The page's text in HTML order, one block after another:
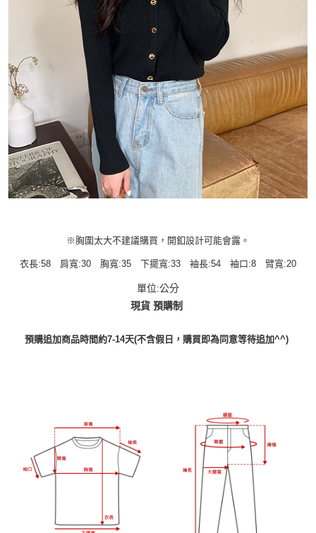
※胸圍太大不建議購買，開釦設計可能會露。
衣長:58 肩寬:30 胸寬:35 下擺寬:33 袖長:54 袖口:8 臂寬:20
單位:公分
現貨 預購制
預購追加商品時間約7-14天(不含假日，購買即為同意等待追加^^)